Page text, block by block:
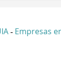
- Empresas